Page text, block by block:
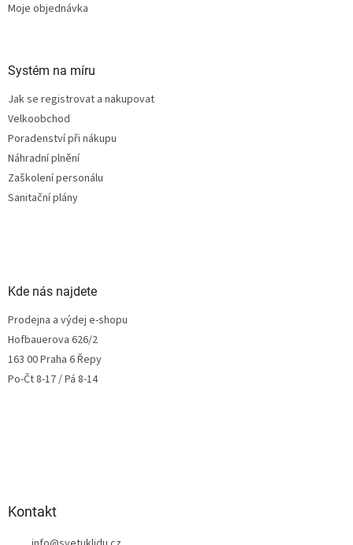
Moje objednávka
Systém na míru
Jak se registrovat a nakupovat
Velkoobchod
Poradenství při nákupu
Náhradní plnění
Zaškolení personálu
Sanitační plány
Kde nás najdete
Prodejna a výdej e-shopu
Hofbauerova 626/2
163 00 Praha 6 Řepy
Po-Čt 8-17 / Pá 8-14
Kontakt